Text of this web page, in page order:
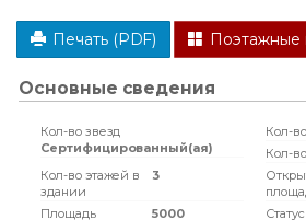
Печать (PDF) Поэтажные
Основные сведения
Кол-во звезд
Сертифицированный(ая)
Кол-
Кол-
Кол-во этажей в
здании
3
Площадь
5000